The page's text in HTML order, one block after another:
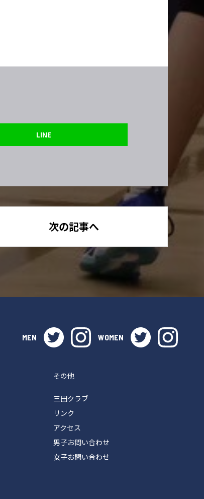
LINE
次の記事へ
MEN twitter instagram
WOMEN twitter
その他
三田クラブ
リンク
アクセス
男子お問い合わせ
女子お問い合わせ